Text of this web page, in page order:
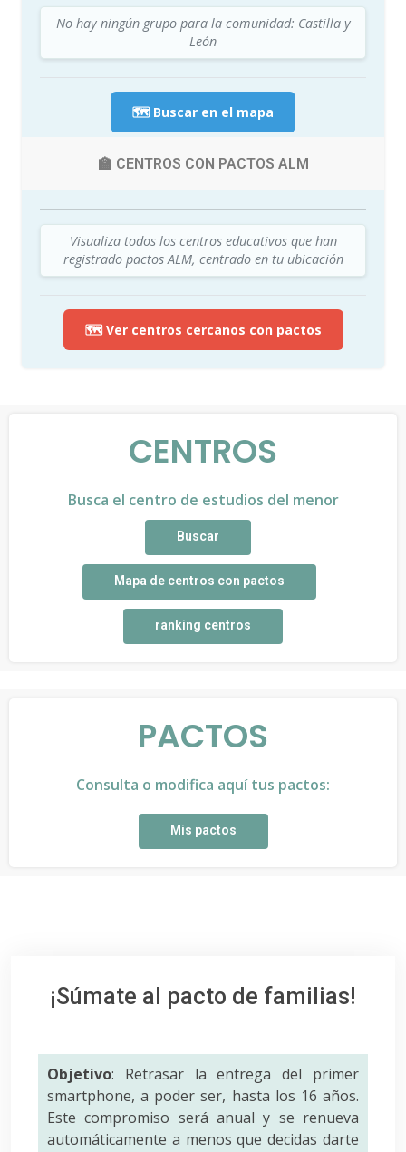
No hay ningún grupo para la comunidad: Castilla y
León
🗺️ Buscar en el mapa
🏫 CENTROS CON PACTOS ALM
Visualiza todos los centros educativos que han
registrado pactos ALM, centrado en tu ubicación
🗺️ Ver centros cercanos con pactos
CENTROS
Busca el centro de estudios del menor
Buscar
Mapa de centros con pactos
ranking centros
PACTOS
Consulta o modifica aquí tus pactos:
Mis pactos
¡Súmate al pacto de familias!
Objetivo: Retrasar la entrega del primer
smartphone, a poder ser, hasta los 16 años.
Este compromiso será anual y se renueva
automáticamente a menos que decidas darte